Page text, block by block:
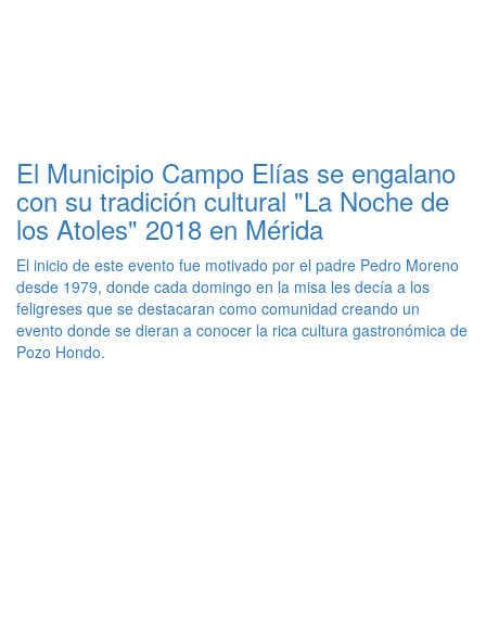
El Municipio Campo Elías se engalano
con su tradición cultural "La Noche de
los Atoles" 2018 en Mérida
El inicio de este evento fue motivado por el padre Pedro Moreno
desde 1979, donde cada domingo en la misa les decía a los
feligreses que se destacaran como comunidad creando un
evento donde se dieran a conocer la rica cultura gastronómica de
Pozo Hondo.